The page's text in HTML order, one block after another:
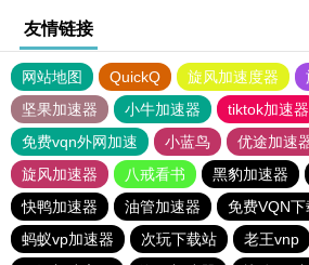
友情链接
网站地图 QuickQ 旋风加速度器
坚果加速器
小牛加速器 tiktok加速器
免费vqn外网加速
小蓝鸟 优途加速
旋风加速器
八戒看书 黑豹加速器
快鸭加速器
油管加速器 免费VQN下
蚂蚁vp加速器
次玩下载站 老王vnp